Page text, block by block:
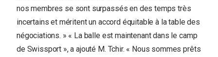
nos membres se sont surpassés en des temps très
incertains et méritent un accord équitable à la table des
négociations. » « La balle est maintenant dans le camp
de Swissport », a ajouté M. Tchir. « Nous sommes prêts